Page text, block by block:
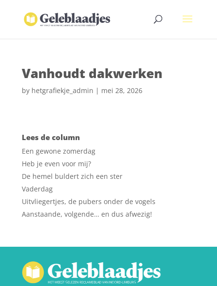
Vanhoudt dakwerken
by hetgrafiekje_admin | mei 28, 2026
Lees de column
Een gewone zomerdag
Heb je even voor mij?
De hemel buldert zich een ster
Vaderdag
Uitvliegertjes, de pubers onder de vogels
Aanstaande, volgende… en dus afwezig!